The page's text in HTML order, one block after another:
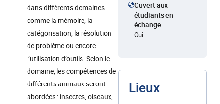
dans différents domaines
comme la mémoire, la
catégorisation, la résolution
de problème ou encore
l’utilisation d’outils. Selon le
domaine, les compétences de
différents animaux seront
abordées : insectes, oiseaux,
Ouvert aux
étudiants en
échange
Oui
Lieux